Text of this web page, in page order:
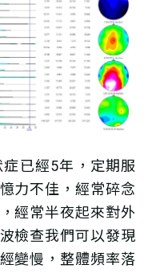
已經5年，定期服
力不佳，經常碎念
經常半夜起來對外
檢查我們可以發現
變慢，整體頻率落